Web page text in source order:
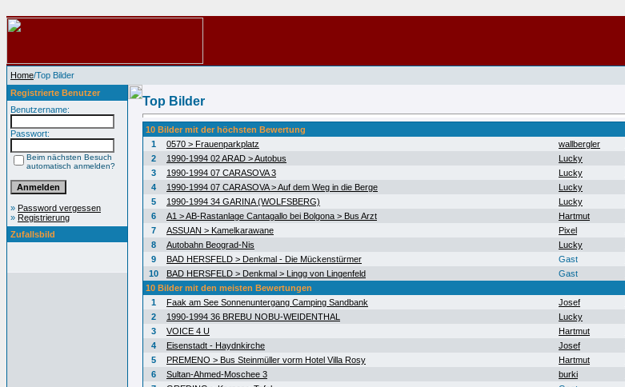
Home/Top Bilder
Registrierte Benutzer
Benutzername:
Passwort:
Beim nächsten Besuch
automatisch anmelden?
» Password vergessen
» Registrierung
Zufallsbild
Top Bilder
10 Bilder mit der höchsten Bewertung
1
0570 > Frauenparkplatz wallbergler
2
1990-1994 02 ARAD > Autobus Lucky
3
1990-1994 07 CARASOVA 3 Lucky
4
1990-1994 07 CARASOVA > Auf dem Weg in die Berge Lucky
5
1990-1994 34 GARINA (WOLFSBERG) Lucky
6
A1 > AB-Rastanlage Cantagallo bei Bolgona > Bus Arzt Hartmut
7
ASSUAN > Kamelkarawane Pixel
8
Autobahn Beograd-Nis Lucky
9
BAD HERSFELD > Denkmal - Die Mückenstürmer Gast
10
BAD HERSFELD > Denkmal > Lingg von Lingenfeld Gast
10 Bilder mit den meisten Bewertungen
1
Faak am See Sonnenuntergang Camping Sandbank Josef
2
1990-1994 36 BREBU NOBU-WEIDENTHAL Lucky
3
VOICE 4 U Hartmut
4
Eisenstadt - Haydnkirche Josef
5
PREMENO > Bus Steinmüller vorm Hotel Villa Rosy Hartmut
6
Sultan-Ahmed-Moschee 3 burki